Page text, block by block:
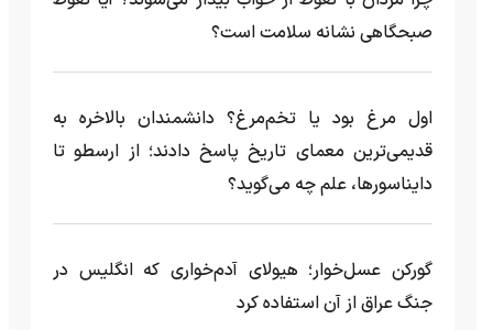
صبحگاهی نشانه سلامت است؟
اول مرغ بود یا تخم‌مرغ؟ دانشمندان بالاخره به
قدیمی‌ترین معمای تاریخ پاسخ دادند؛ از ارسطو تا
دایناسورها، علم چه می‌گوید؟
گورکن عسل‌خوار؛ هیولای آدم‌خواری که انگلیس در
جنگ عراق از آن استفاده کرد